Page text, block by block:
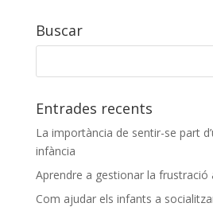
Buscar
Entrades recents
La importància de sentir-se part
infància
Aprendre a gestionar la frustració
Com ajudar els infants a